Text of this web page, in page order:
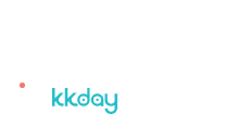
unread
notifications